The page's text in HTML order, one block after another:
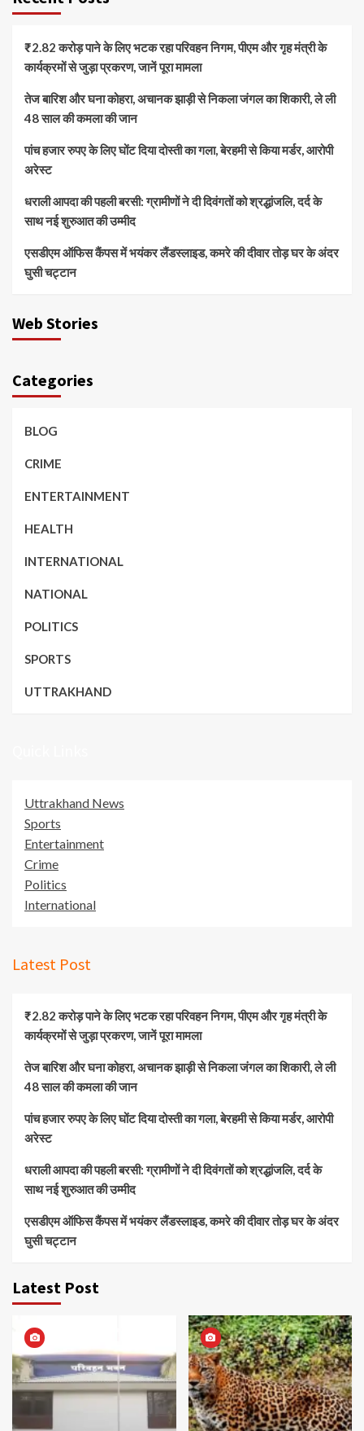
₹2.82 करोड़ पाने के लिए भटक रहा परिवहन निगम, पीएम और गृह मंत्री के
कार्यक्रमों से जुड़ा प्रकरण, जानें पूरा मामला
तेज बारिश और घना कोहरा, अचानक झाड़ी से निकला जंगल का शिकारी, ले ली
48 साल की कमला की जान
पांच हजार रुपए के लिए घोंट दिया दोस्ती का गला, बेरहमी से किया मर्डर, आरोपी
अरेस्ट
धराली आपदा की पहली बरसी: ग्रामीणों ने दी दिवंगतों को श्रद्धांजलि, दर्द के
साथ नई शुरुआत की उम्मीद
एसडीएम ऑफिस कैंपस में भयंकर लैंडस्लाइड, कमरे की दीवार तोड़ घर के अंदर
घुसी चट्टान
Web Stories
Categories
BLOG
CRIME
ENTERTAINMENT
HEALTH
INTERNATIONAL
NATIONAL
POLITICS
SPORTS
UTTRAKHAND
Uttrakhand News
Sports
Entertainment
Crime
Politics
International
Latest Post
₹2.82 करोड़ पाने के लिए भटक रहा परिवहन निगम, पीएम और गृह मंत्री के
कार्यक्रमों से जुड़ा प्रकरण, जानें पूरा मामला
तेज बारिश और घना कोहरा, अचानक झाड़ी से निकला जंगल का शिकारी, ले ली
48 साल की कमला की जान
पांच हजार रुपए के लिए घोंट दिया दोस्ती का गला, बेरहमी से किया मर्डर, आरोपी
अरेस्ट
धराली आपदा की पहली बरसी: ग्रामीणों ने दी दिवंगतों को श्रद्धांजलि, दर्द के
साथ नई शुरुआत की उम्मीद
एसडीएम ऑफिस कैंपस में भयंकर लैंडस्लाइड, कमरे की दीवार तोड़ घर के अंदर
घुसी चट्टान
Latest Post